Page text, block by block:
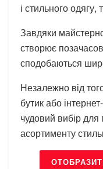
і стильного одягу,
Завдяки
створює
сподобаються
Незалежно від
бутик або
чудовий вибір
асортименту